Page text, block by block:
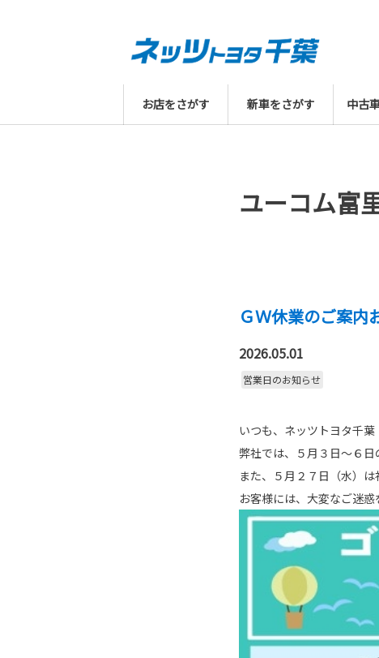
お店をさがす 新車をさがす 中古
ユーコム富
ＧＷ休業のご案内
2026.05.01
営業日のお知らせ
いつも、ネッツトヨタ千葉
弊社では、５月３日～６日
また、５月２７日（水）
お客様には、大変なご迷